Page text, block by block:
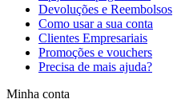
Devoluções e Reembolsos
Como usar a sua conta
Clientes Empresariais
Promoções e vouchers
Precisa de mais ajuda?
Minha conta